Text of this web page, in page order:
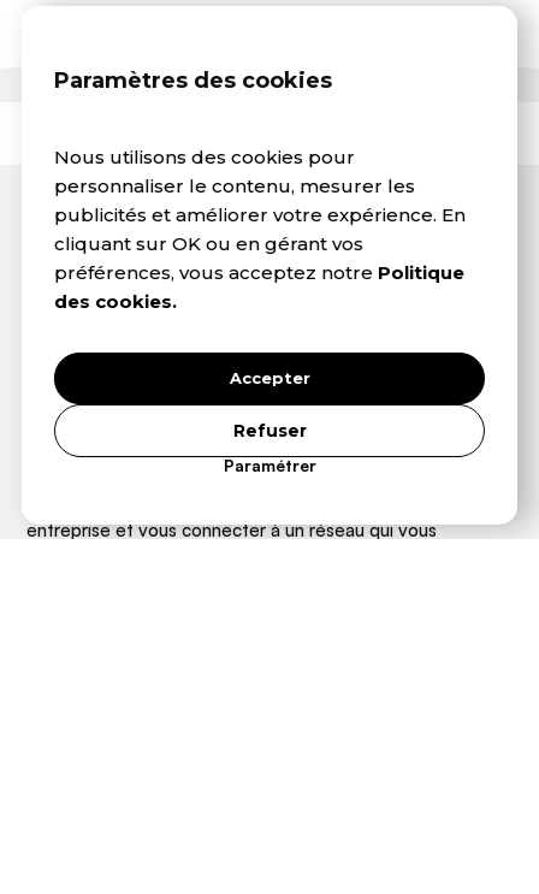
Rejoignez notre réseau et
gagnez en visibilité
visibilité renforcée. Votre activité sera référencée dans
notre annuaire professionnel : un espace consulté par nos
partenaires, notre communauté et lors de nos
événements.
entreprise et vous connecter à un réseau qui vous
Paramètres des cookies
Nous utilisons des cookies pour
personnaliser le contenu, mesurer les
publicités et améliorer votre expérience. En
cliquant sur OK ou en gérant vos
préférences, vous acceptez notre Politique
des cookies.
Accepter
Refuser
Paramétrer